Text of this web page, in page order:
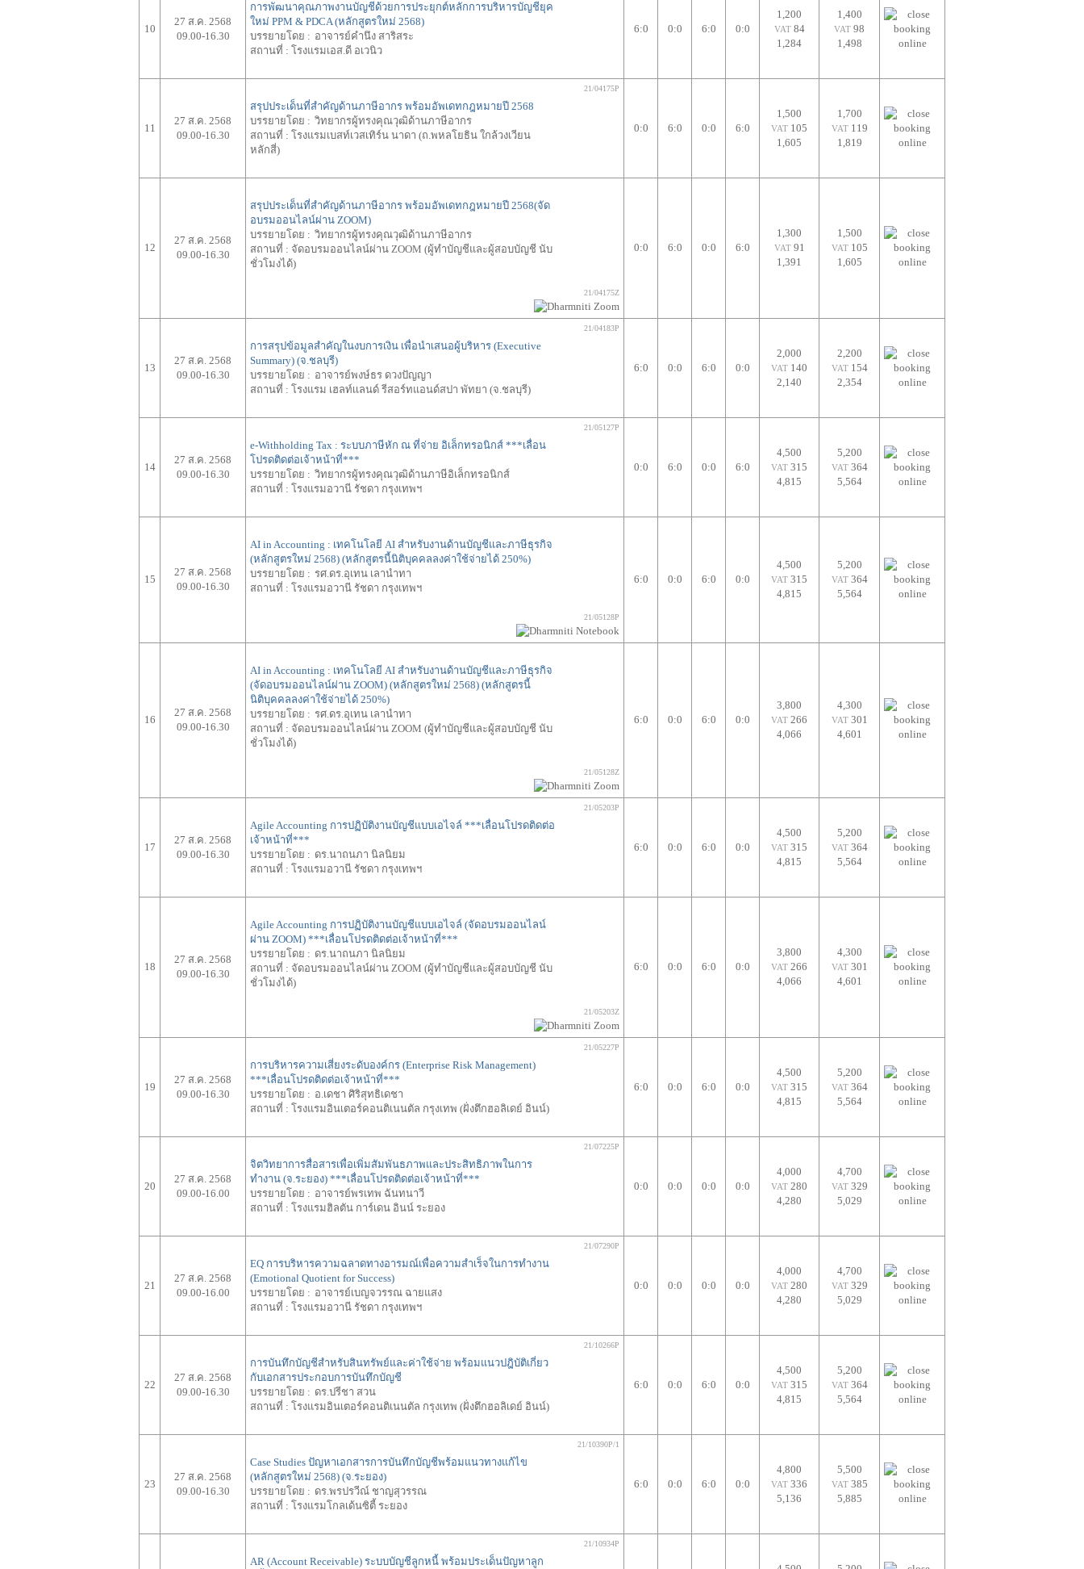
10
27 ส.ค. 2568
09.00-16.30
การพัฒนาคุณภาพงานบัญชีด้วยการประยุกต์หลักการบริหารบัญชียุค
ใหม่ PPM & PDCA (หลักสูตรใหม่ 2568)
บรรยายโดย : อาจารย์คำนึง สาริสระ
สถานที่ : โรงแรมเอส.ดี อเวนิว
6:0 0:0 6:0 0:0
1,200
VAT84
1,284
1,400
VAT 98
1,498
11
27 ส.ค. 2568
09.00-16.30
สรุปประเด็นที่สำคัญด้านภาษีอากร พร้อมอัพเดทกฎหมายปี 2568
บรรยายโดย : วิทยากรผู้ทรงคุณวุฒิด้านภาษีอากร
สถานที่ : โรงแรมเบสท์เวสเทิร์น นาดา (ถ.พหลโยธิน ใกล้วงเวียน
หลักสี่)
21/04175P
0:0 6:0 0:0 6:0
1,500
VAT 105
1,605
1,700
VAT119
1,819
12
27 ส.ค. 2568
09.00-16.30
สรุปประเด็นที่สำคัญด้านภาษีอากร พร้อมอัพเดทกฎหมายปี 2568(จัด
อบรมออนไลน์ผ่าน ZOOM)
บรรยายโดย : วิทยากรผู้ทรงคุณวุฒิด้านภาษีอากร
สถานที่ : จัดอบรมออนไลน์ผ่าน ZOOM (ผู้ทำบัญชีและผู้สอบบัญชี นับ
ชั่วโมงได้)
21/04175Z
0:0 6:0 0:0 6:0
1,300
VAT91
1,391
1,500
VAT105
1,605
13
27 ส.ค. 2568
09.00-16.30
การสรุปข้อมูลสำคัญในงบการเงิน เพื่อนำเสนอผู้บริหาร (Executive
Summary) (จ.ชลบุรี)
บรรยายโดย : อาจารย์พงษ์ธร ดวงปัญญา
สถานที่ : โรงแรม เฮลท์เเลนด์ รีสอร์ทแอนด์สปา พัทยา (จ.ชลบุรี)
21/04183P
6:0 0:0 6:0 0:0
2,000
VAT 140
2,140
2,200
VAT154
2,354
14
27 ส.ค. 2568
09.00-16.30
e-Withholding Tax : ระบบภาษีหัก ณ ที่จ่าย อิเล็กทรอนิกส์ ***เลื่อน
โปรดติดต่อเจ้าหน้าที่***
บรรยายโดย : วิทยากรผู้ทรงคุณวุฒิด้านภาษีอิเล็กทรอนิกส์
สถานที่ : โรงแรมอวานี รัชดา กรุงเทพฯ
21/05127P
0:0 6:0 0:0 6:0
4,500
VAT 315
4,815
5,200
VAT364
5,564
15
27 ส.ค. 2568
09.00-16.30
AI in Accounting : เทคโนโลยี AI สำหรับงานด้านบัญชีและภาษีธุรกิจ
(หลักสูตรใหม่ 2568) (หลักสูตรนี้นิติบุคคลลงค่าใช้จ่ายได้ 250%)
บรรยายโดย : รศ.ดร.อุเทน เลานำทา
สถานที่ : โรงแรมอวานี รัชดา กรุงเทพฯ
21/05128P
6:0 0:0 6:0 0:0
4,500
VAT 315
4,815
5,200
VAT364
5,564
16
27 ส.ค. 2568
09.00-16.30
AI in Accounting : เทคโนโลยี AI สำหรับงานด้านบัญชีและภาษีธุรกิจ
(จัดอบรมออนไลน์ผ่าน ZOOM) (หลักสูตรใหม่ 2568) (หลักสูตรนี้
นิติบุคคลลงค่าใช้จ่ายได้ 250%)
บรรยายโดย : รศ.ดร.อุเทน เลานำทา
สถานที่ : จัดอบรมออนไลน์ผ่าน ZOOM (ผู้ทำบัญชีและผู้สอบบัญชี นับ
ชั่วโมงได้)
21/05128Z
6:0 0:0 6:0 0:0
3,800
VAT 266
4,066
4,300
VAT301
4,601
17
27 ส.ค. 2568
09.00-16.30
Agile Accounting การปฏิบัติงานบัญชีแบบเอไจล์ ***เลื่อนโปรดติดต่อ
เจ้าหน้าที่***
บรรยายโดย : ดร.นาถนภา นิลนิยม
สถานที่ : โรงแรมอวานี รัชดา กรุงเทพฯ
21/05203P
6:0 0:0 6:0 0:0
4,500
VAT 315
4,815
5,200
VAT364
5,564
18
27 ส.ค. 2568
09.00-16.30
Agile Accounting การปฏิบัติงานบัญชีแบบเอไจล์ (จัดอบรมออนไลน์
ผ่าน ZOOM) ***เลื่อนโปรดติดต่อเจ้าหน้าที่***
บรรยายโดย : ดร.นาถนภา นิลนิยม
สถานที่ : จัดอบรมออนไลน์ผ่าน ZOOM (ผู้ทำบัญชีและผู้สอบบัญชี นับ
ชั่วโมงได้)
21/05203Z
6:0 0:0 6:0 0:0
3,800
VAT 266
4,066
4,300
VAT301
4,601
19
27 ส.ค. 2568
09.00-16.30
การบริหารความเสี่ยงระดับองค์กร (Enterprise Risk Management)
***เลื่อนโปรดติดต่อเจ้าหน้าที่***
บรรยายโดย : อ.เดชา ศิริสุทธิเดชา
สถานที่ : โรงแรมอินเตอร์คอนติเนนตัล กรุงเทพ (ฝั่งตึกฮอลิเดย์ อินน์)
21/05227P
6:0 0:0 6:0 0:0
4,500
VAT 315
4,815
5,200
VAT364
5,564
20
27 ส.ค. 2568
09.00-16.00
จิตวิทยาการสื่อสารเพื่อเพิ่มสัมพันธภาพและประสิทธิภาพในการ
ทำงาน (จ.ระยอง) ***เลื่อนโปรดติดต่อเจ้าหน้าที่***
บรรยายโดย : อาจารย์พรเทพ ฉันทนาวี
สถานที่ : โรงแรมฮิลตัน การ์เดน อินน์ ระยอง
21/07225P
0:0 0:0 0:0 0:0
4,000
VAT 280
4,280
4,700
VAT329
5,029
21
27 ส.ค. 2568
09.00-16.00
EQ การบริหารความฉลาดทางอารมณ์เพื่อความสำเร็จในการทำงาน
(Emotional Quotient for Success)
บรรยายโดย : อาจารย์เบญจวรรณ ฉายแสง
สถานที่ : โรงแรมอวานี รัชดา กรุงเทพฯ
21/07290P
0:0 0:0 0:0 0:0
4,000
VAT 280
4,280
4,700
VAT329
5,029
22
27 ส.ค. 2568
09.00-16.30
การบันทึกบัญชีสำหรับสินทรัพย์และค่าใช้จ่าย พร้อมแนวปฎิบัติเกี่ยว
กับเอกสารประกอบการบันทึกบัญชี
บรรยายโดย : ดร.ปรีชา สวน
สถานที่ : โรงแรมอินเตอร์คอนติเนนตัล กรุงเทพ (ฝั่งตึกฮอลิเดย์ อินน์)
21/10266P
6:0 0:0 6:0 0:0
4,500
VAT 315
4,815
5,200
VAT364
5,564
23
27 ส.ค. 2568
09.00-16.30
Case Studies ปัญหาเอกสารการบันทึกบัญชีพร้อมแนวทางแก้ไข
(หลักสูตรใหม่ 2568) (จ.ระยอง)
บรรยายโดย : ดร.พรปรวีณ์ ชาญสุวรรณ
สถานที่ : โรงแรมโกลเด้นซิตี้ ระยอง
21/10390P/1
6:0 0:0 6:0 0:0
4,800
VAT 336
5,136
5,500
VAT385
5,885
AR (Account Receivable) ระบบบัญชีลูกหนี้ พร้อมประเด็นปัญหาลูก
21/10934P